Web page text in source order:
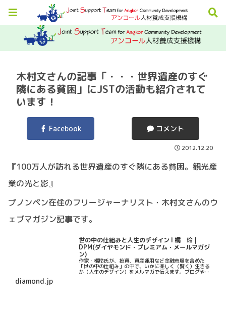
木村文さんの記事「・・・世界遺産のすぐ
隣にある貧困」にJSTの活動も紹介されて
います！
Facebook コメント
2012.12.20
『100万人が訪れる世界遺産のすぐ隣にある貧困。観光産
業の光と影』
プノンペン在住のフリージャーナリスト・木村文さんのウ
ェブマガジン記事です。
世の中の仕組みと人生のデザイン l 橘 玲 |
DPM(ダイヤモンド・プレミアム・メールマガジ
ン)
作家・橘玲氏が、投資、資産運用など金融市場を含めた
「世の中の仕組み」の中で、いかに楽しく（賢く）生きる
か（人生のデザイン）をメルマガで伝えます。ブログや書
diamond.jp